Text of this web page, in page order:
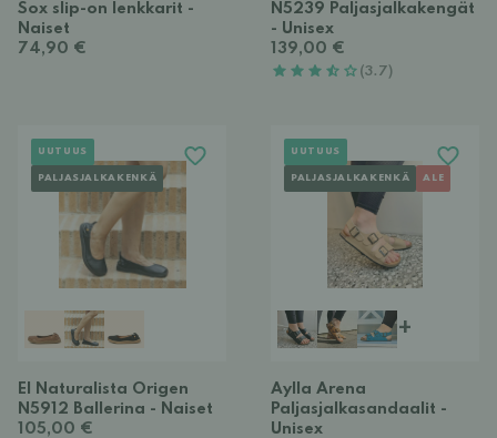
Sox slip-on lenkkarit -
Naiset
74,90 €
N5239 Paljasjalkakengät
- Unisex
139,00 €
(3.7)
UUTUUS
PALJASJALKAKENKÄ
El Naturalista Origen
N5912 Ballerina - Naiset
105,00 €
+
UUTUUS
PALJASJALKAKENKÄ ALE
Aylla Arena
Paljasjalkasandaalit -
Unisex